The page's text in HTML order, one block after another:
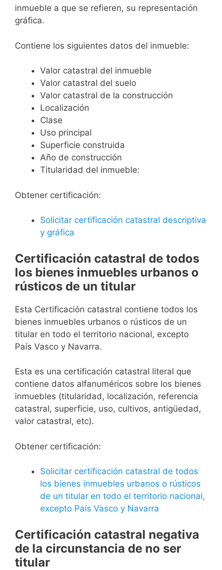
inmueble a que se refieren, su representación
gráfica.
Contiene los siguientes datos del inmueble:
Valor catastral del inmueble
Valor catastral del suelo
Valor catastral de la construcción
Localización
Clase
Uso principal
Superficie construida
Año de construcción
Titularidad del inmueble:
Obtener certificación:
Solicitar certificación catastral descriptiva
y gráfica
Certificación catastral de todos
los bienes inmuebles urbanos o
rústicos de un titular
Esta Certificación catastral contiene todos los
bienes inmuebles urbanos o rústicos de un
titular en todo el territorio nacional, excepto
País Vasco y Navarra.
Esta es una certificación catastral literal que
contiene datos alfanuméricos sobre los bienes
inmuebles (titularidad, localización, referencia
catastral, superficie, uso, cultivos, antigüedad,
valor catastral, etc).
Obtener certificación:
Solicitar certificación catastral de todos
los bienes inmuebles urbanos o rústicos
de un titular en todo el territorio nacional,
excepto País Vasco y Navarra
Certificación catastral negativa
de la circunstancia de no ser
titular